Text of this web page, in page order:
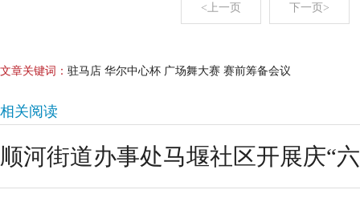
<上一页 下一页>
文章关键词： 驻马店 华尔中心杯 广场舞大赛 赛前筹备会议
相关阅读
顺河街道办事处马堰社区开展庆“